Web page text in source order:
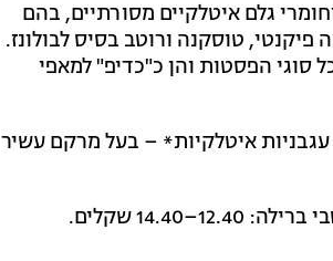
גלם איטלקיים מסורתיים, בהם
פיקנטי, טוסקנה ורוטב בסיס לבולונז.
סוגי הפסטות והן כ"כדיפ" למאפי
בנוסף, לאחרונה השיק המותג רוטב ייעודי לפיצה, המבוסס על 100% עגבניות איטלקיות* – בעל מרקם עשיר